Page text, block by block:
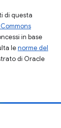
di questa
in base
lenorme del
di Oracle